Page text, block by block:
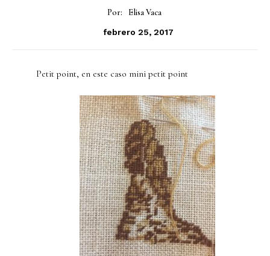
Por: Elisa Vaca
febrero 25, 2017
Petit point, en este caso mini petit point